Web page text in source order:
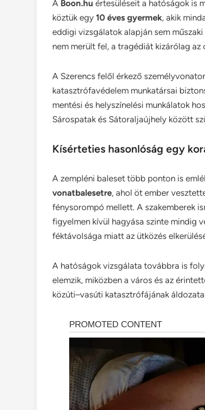
A Boon.hu értesüléseit a hatóságok is
köztük egy 10 éves gyermek, akik
eddigi vizsgálatok alapján sem
nem merült fel, a tragédiát kizárólag
A Szerencs felől érkező
katasztrófavédelem munkatársai
mentési és helyszínelési munkálatok
Sárospatak és Sátoraljaújhely között
Kísérteties hasonlóság egy
A zempléni baleset több ponton is
vonatbalesetre, ahol öt ember
fénysorompó mellett. A szakemberek
figyelmen kívül hagyása szinte mindig
féktávolsága miatt az ütközés
A hatóságok vizsgálata továbbra is
elemzik, miközben a város és az
közúti–vasúti katasztrófájának